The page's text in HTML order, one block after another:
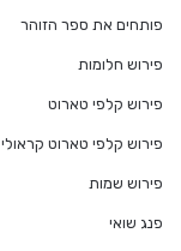
פותחים את ספר הזוהר
פירוש חלומות
פירוש קלפי טארוט
פירוש קלפי טארוט קראולי
פירוש שמות
פנג שואי